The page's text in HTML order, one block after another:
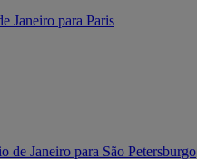
Janeiro para Paris
de Janeiro para São Petersburgo